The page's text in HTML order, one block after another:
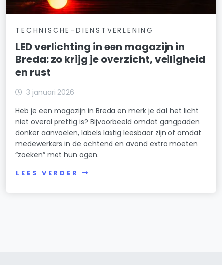
TECHNISCHE-DIENSTVERLENING
LED verlichting in een magazijn in
Breda: zo krijg je overzicht, veiligheid
en rust
3 januari 2026
Heb je een magazijn in Breda en merk je dat het licht
niet overal prettig is? Bijvoorbeeld omdat gangpaden
donker aanvoelen, labels lastig leesbaar zijn of omdat
medewerkers in de ochtend en avond extra moeten
“zoeken” met hun ogen.
LEES VERDER